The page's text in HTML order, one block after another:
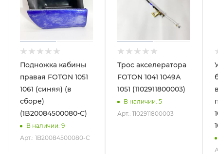
Подножка кабины
правая FOTON 1051
1061 (синяя) (в
сборе)
(1B20084500080-С)
В наличии: 9
Арт.: 1B20084500080-С
Трос акселератора
FOTON 1041 1049А
1051 (1102911800003)
В наличии: 5
Арт.: 1102911800003